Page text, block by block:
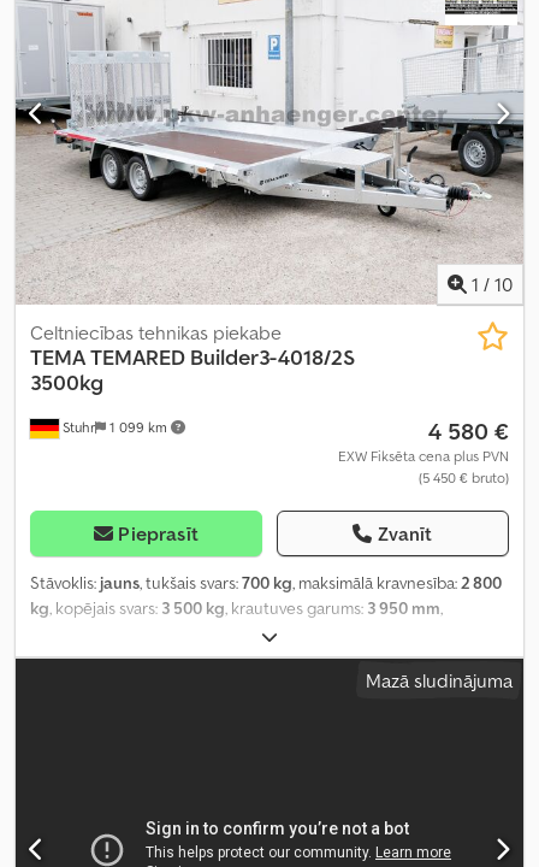
1 / 10
Stuhr 1 099 km
Celtniecības tehnikas piekabe
TEMATEMARED Builder3-4018/2S
3500kg
4 580 €
EXW Fiksēta cena plus PVN
(5 450 € bruto)
Pieprasīt Zvanīt
Stāvoklis: jauns, tukšais svars:700 kg, maksimālā kravnesība:2 800
kg, kopējais svars: 3 500 kg, krautuves garums: 3 950 mm,
1 820 mm
augstums:250 mm,
Mazā sludinājuma